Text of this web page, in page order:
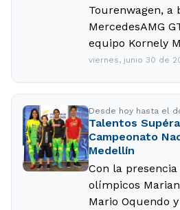
Tourenwagen, a
MercedesAMG
equipo Kornely
viernes, junio 30 de
Desde hoy hasta el
Talentos
Campeonato
Medellín
Con la
olímpicos
Mario Oquendo